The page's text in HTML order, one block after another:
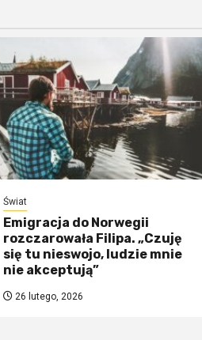
Świat
Emigracja do Norwegii
rozczarowała Filipa. „Czuję
się tu nieswojo, ludzie mnie
nie akceptują”
26 lutego, 2026